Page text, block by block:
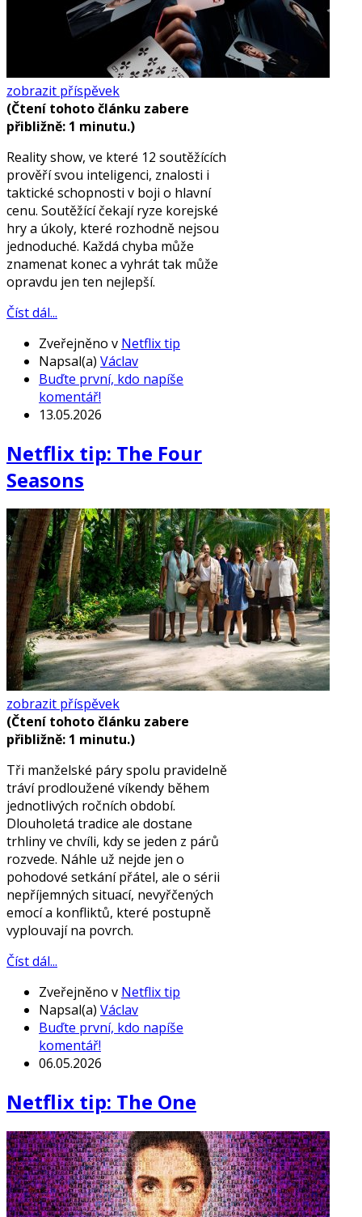
zobrazit příspěvek
(Čtení tohoto článku zabere
přibližně: 1 minutu.)
Reality show, ve které 12 soutěžících
prověří svou inteligenci, znalosti i
taktické schopnosti v boji o hlavní
cenu. Soutěžící čekají ryze korejské
hry a úkoly, které rozhodně nejsou
jednoduché. Každá chyba může
znamenat konec a vyhrát tak může
opravdu jen ten nejlepší.
Číst dál...
Zveřejněno v Netflix tip
Napsal(a) Václav
Buďte první, kdo napíše
komentář!
13.05.2026
Netflix tip: The Four
Seasons
zobrazit příspěvek
(Čtení tohoto článku zabere
přibližně: 1 minutu.)
Tři manželské páry spolu pravidelně
tráví prodloužené víkendy během
jednotlivých ročních období.
Dlouholetá tradice ale dostane
trhliny ve chvíli, kdy se jeden z párů
rozvede. Náhle už nejde jen o
pohodové setkání přátel, ale o sérii
nepříjemných situací, nevyřčených
emocí a konfliktů, které postupně
vyplouvají na povrch.
Číst dál...
Zveřejněno v Netflix tip
Napsal(a) Václav
Buďte první, kdo napíše
komentář!
06.05.2026
Netflix tip: The One